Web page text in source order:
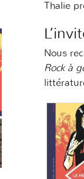
Thalie
Nous
Rock à